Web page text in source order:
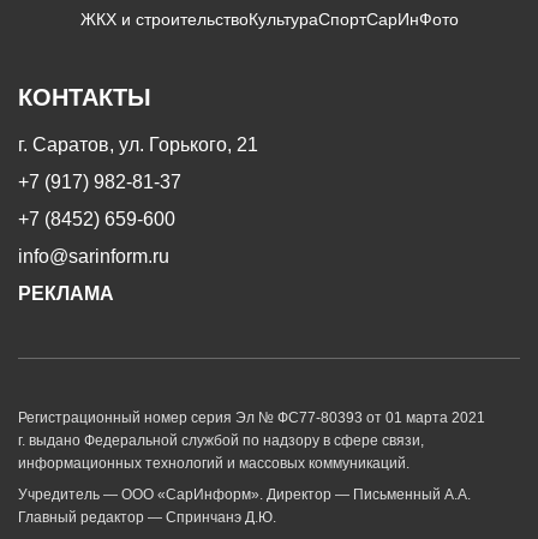
ЖКХ и строительствоКультураСпортСарИнФото
КОНТАКТЫ
г. Саратов, ул. Горького, 21
+7 (917) 982-81-37
+7 (8452) 659-600
info@sarinform.ru
РЕКЛАМА
Регистрационный номер серия Эл № ФС77-80393 от 01 марта 2021
г. выдано Федеральной службой по надзору в сфере связи,
информационных технологий и массовых коммуникаций.
Учредитель — ООО «СарИнформ». Директор — Письменный А.А.
Главный редактор — Спринчанэ Д.Ю.